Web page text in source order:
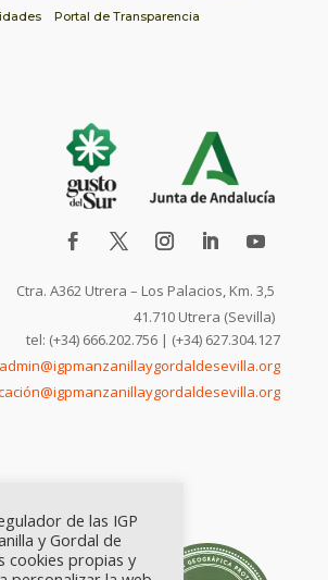
Portal de Transparencia
Ctra. A362 Utrera – Los Palacios, Km. 3,5
41.710 Utrera (Sevilla)
tel: (+34) 666.202.756 | (+34) 627.304.127
admin@igpmanzanillaygordaldesevilla.org
de las IGP
y Gordal de
cookies propias y